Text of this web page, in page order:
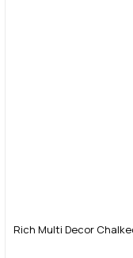
Rich Multi Decor